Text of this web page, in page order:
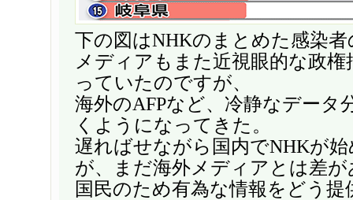
下の図はNHKのまとめた感染
メディアもまた近視眼的な政
っていたのですが、
海外のAFPなど、冷静なデータ
くようになってきた。
遅ればせながら国内でNHKが
が、まだ海外メディアとは差が
国民のため有為な情報をどう